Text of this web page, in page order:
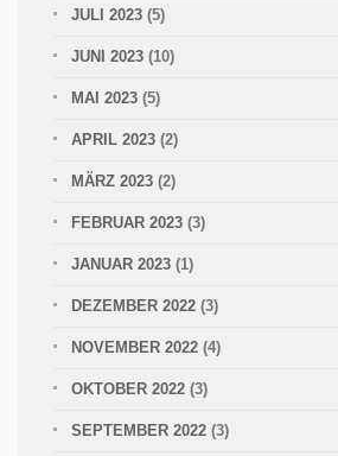
JULI 2023 (5)
JUNI 2023 (10)
MAI 2023 (5)
APRIL 2023 (2)
MÄRZ 2023 (2)
FEBRUAR 2023 (3)
JANUAR 2023 (1)
DEZEMBER 2022 (3)
NOVEMBER 2022 (4)
OKTOBER 2022 (3)
SEPTEMBER 2022 (3)